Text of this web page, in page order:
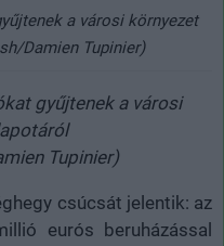
a városi környezet
Damien Tupinier)
gyűjtenek a városi
Tupinier)
csúcsát jelentik: az
eurós beruházással